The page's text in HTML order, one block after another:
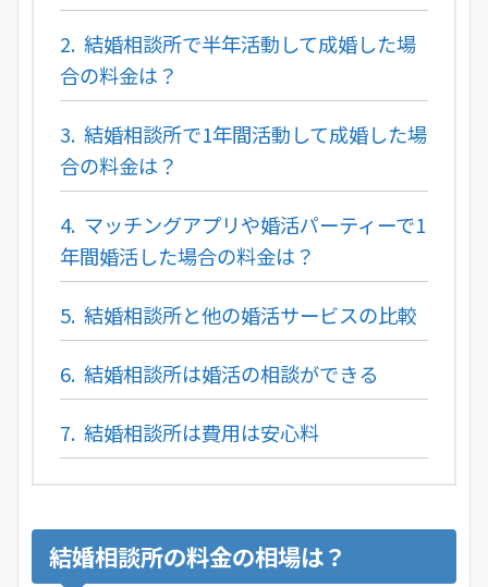
2. 結婚相談所で半年活動して成婚した場
合の料金は？
3. 結婚相談所で1年間活動して成婚した場
合の料金は？
4. マッチングアプリや婚活パーティーで1
年間婚活した場合の料金は？
5. 結婚相談所と他の婚活サービスの比較
6. 結婚相談所は婚活の相談ができる
7. 結婚相談所は費用は安心料
結婚相談所の料金の相場は？